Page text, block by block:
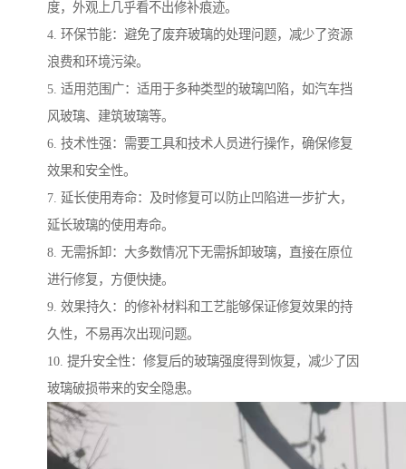
度，外观上几乎看不出修补痕迹。
4. 环保节能：避免了废弃玻璃的处理问题，减少了资源
浪费和环境污染。
5. 适用范围广：适用于多种类型的玻璃凹陷，如汽车挡
风玻璃、建筑玻璃等。
6. 技术性强：需要工具和技术人员进行操作，确保修复
效果和安全性。
7. 延长使用寿命：及时修复可以防止凹陷进一步扩大，
延长玻璃的使用寿命。
8. 无需拆卸：大多数情况下无需拆卸玻璃，直接在原位
进行修复，方便快捷。
9. 效果持久：的修补材料和工艺能够保证修复效果的持
久性，不易再次出现问题。
10. 提升安全性：修复后的玻璃强度得到恢复，减少了因
玻璃破损带来的安全隐患。